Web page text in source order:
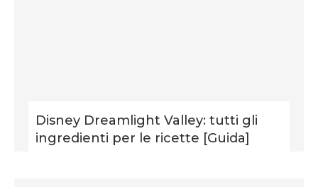
Disney Dreamlight Valley: tutti gli
ingredienti per le ricette [Guida]